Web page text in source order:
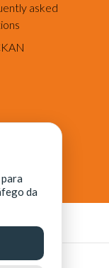
asked
Ciência,
da